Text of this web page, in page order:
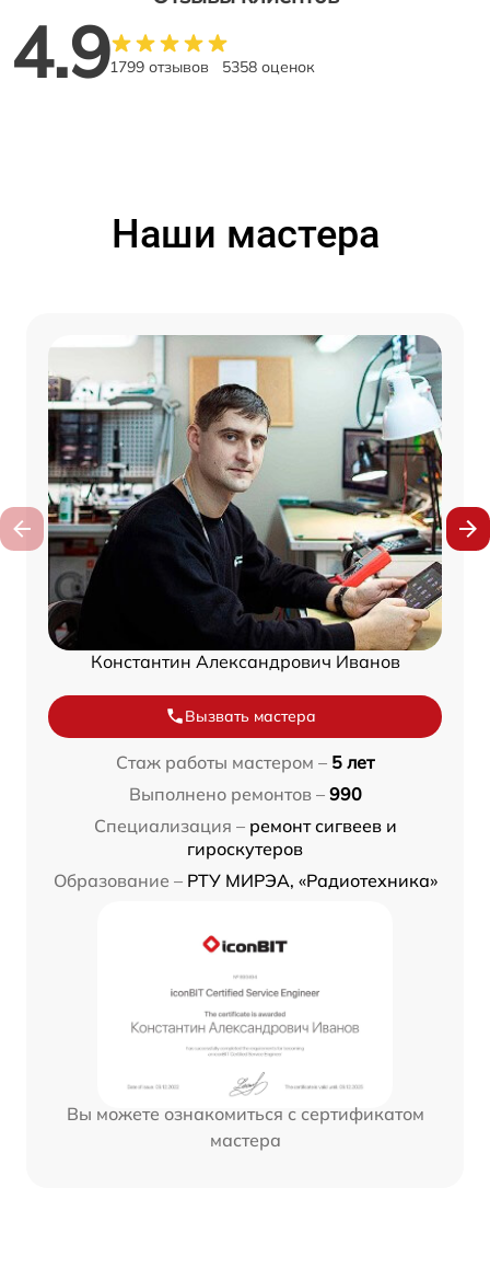
4.91799 отзывов 5358 оценок
Наши мастера
Константин Александрович Иванов
Вызвать мастера
Стаж работы мастером – 5 лет
Выполнено ремонтов – 990
Специализация – ремонт сигвеев и
гироскутеров
Образование – РТУ МИРЭА, «Радиотехника»
Вы можете ознакомиться с сертификатом
мастера